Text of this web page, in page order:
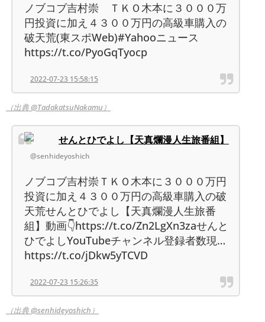
ノブコブ吉村崇 ＴＫＯ木本に３０００万
円投資に加え４３００万円の高級車購入の
破天荒(東スポWeb)#Yahooニュース
https://t.co/PyoGqTyocp
2022-07-23 15:58:15
（出典 @TadakatsuNakamu）
せんとひでよし【天真爛漫人生旅番組】
@senhideyoshich
ノブコブ吉村崇ＴＫＯ木本に３０００万円
投資に加え４３００万円の高級車購入の破
天荒せんとひでよし【天真爛漫人生旅番
組】動画👇https://t.co/Zn2LgXn3zaせんと
ひでよしYouTubeチャンネル登録者数現…
https://t.co/jDkw5yTCVD
2022-07-23 15:26:35
（出典 @senhideyoshich）